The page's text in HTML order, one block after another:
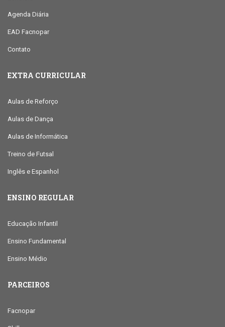
Agenda Diária
EAD Facnopar
Contato
EXTRA CURRICULAR
Aulas de Reforço
Aulas de Dança
Aulas de Informática
Treino de Futsal
Inglês e Espanhol
ENSINO REGULAR
Educação Infantil
Ensino Fundamental
Ensino Médio
PARCEIROS
Facnopar